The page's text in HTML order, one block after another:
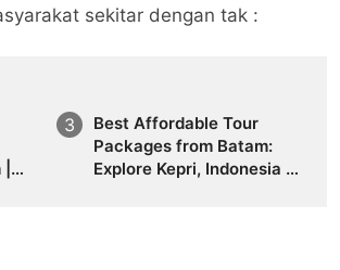
sekitar dengan tak :
Best Affordable Tour
Packages from Batam:
Explore Kepri, Indonesia &